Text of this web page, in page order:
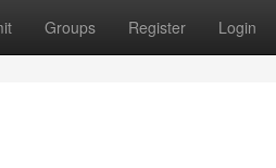
Groups Register Login